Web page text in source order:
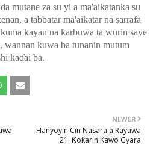
mutane za su yi a ma'aikatanka su
a tabbatar ma'aikatar na sarrafa
kayan na karbuwa ta wurin saye
wannan kuwa ba tunanin mutum
kaɗai ba.
NEWER
Hanyoyin Cin Nasara a Rayuwa
21: Ƙoƙarin Kawo Gyara